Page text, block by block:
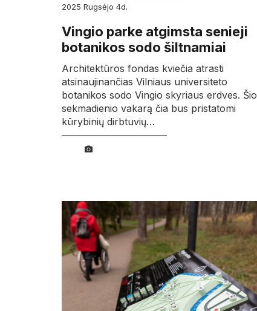
2025
rugsėjo 4d.
Vingio parke atgimsta senieji
botanikos sodo šiltnamiai
Architektūros fondas kviečia atrasti
atsinaujinančias Vilniaus universiteto
botanikos sodo Vingio skyriaus erdves. Šio
sekmadienio vakarą čia bus pristatomi
kūrybinių dirbtuvių…